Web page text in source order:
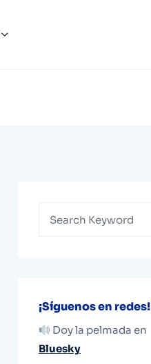
¡Síguenos en redes!
Doy la pelmada en
Bluesky